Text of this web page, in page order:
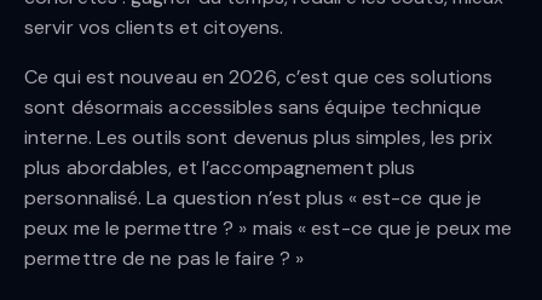
servir vos clients et citoyens.
Ce qui est nouveau en 2026, c’est que ces solutions
sont désormais accessibles sans équipe technique
interne. Les outils sont devenus plus simples, les prix
plus abordables, et l’accompagnement plus
personnalisé. La question n’est plus « est-ce que je
peux me le permettre ? » mais « est-ce que je peux me
permettre de ne pas le faire ? »